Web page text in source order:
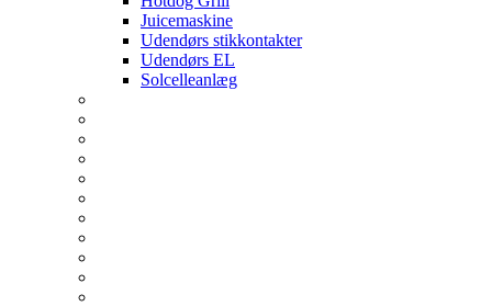
Juicemaskine
Udendørs stikkontakter
Udendørs EL
Solcelleanlæg